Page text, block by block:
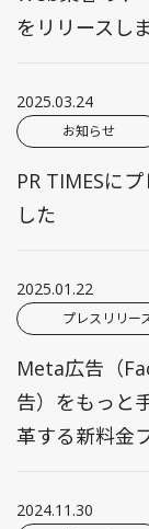
をリリースし
2025.03.24
お知らせ
PR TIMESに
した
2025.01.22
プレスリリー
Meta広告（
告）をもっと
革する新料金
2024.11.30